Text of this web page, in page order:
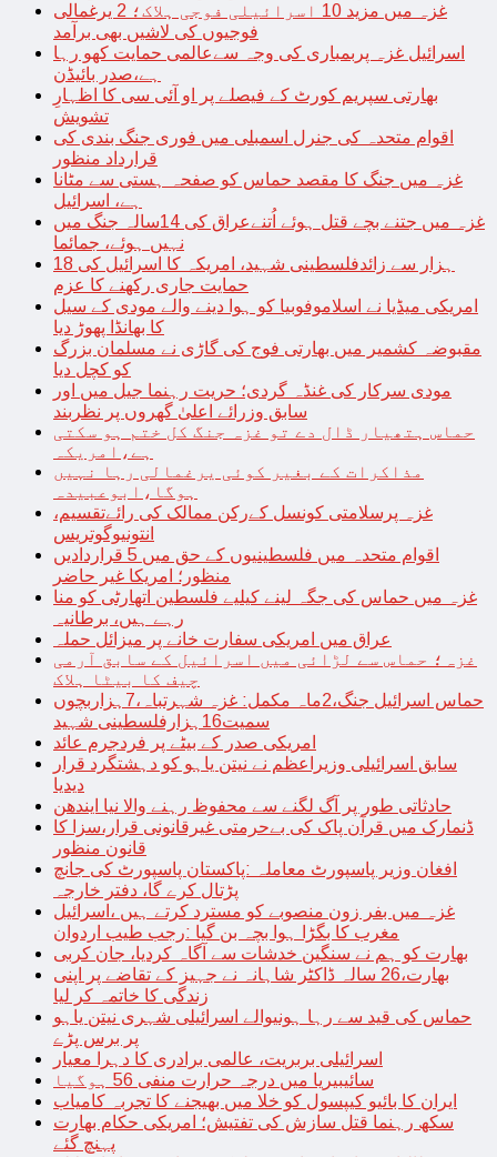
غزہ میں مزید 10 اسرائیلی فوجی ہلاک؛ 2 یرغمالی
فوجیوں کی لاشیں بھی برآمد
اسرائیل غزہ پربمباری کی وجہ سےعالمی حمایت کھو رہا
ہے،صدر بائیڈن
بھارتی سپریم کورٹ کے فیصلے پر او آئی سی کا اظہارِ
تشویش
اقوام متحدہ کی جنرل اسمبلی میں فوری جنگ بندی کی
قرارداد منظور
غزہ میں جنگ کا مقصد حماس کو صفحہ ہستی سے مٹانا
ہے، اسرائیل
غزہ میں جتنے بچے قتل ہوئے اُتنےعراق کی 14سالہ جنگ میں
نہیں ہوئے، جمائما
18 ہزار سے زائدفلسطینی شہید، امریکہ کا اسرائیل کی
حمایت جاری رکھنے کا عزم
امریکی میڈیا نے اسلاموفوبیا کو ہوا دینے والے مودی کے سیل
کا بھانڈا پھوڑ دیا
مقبوضہ کشمیر میں بھارتی فوج کی گاڑی نے مسلمان بزرگ
کو کچل دیا
مودی سرکار کی غنڈہ گردی؛ حریت رہنما جیل میں اور
سابق وزرائے اعلیٰ گھروں پر نظربند
حماس ہتھیار ڈال دے تو غزہ جنگ کل ختم ہو سکتی
ہے،امریکہ
مذاکرات کے بغیر کوئی یرغمالی رہا نہیں
ہوگا،ابوعبیدہ
غزہ پرسلامتی کونسل کےرکن ممالک کی رائےتقسیم،
انتونیوگوتریس
اقوام متحدہ میں فلسطینیوں کے حق میں 5 قراردادیں
منظور؛ امریکا غیر حاضر
غزہ میں حماس کی جگہ لینے کیلیے فلسطین اتھارٹی کو منا
رہے ہیں، برطانیہ
عراق میں امریکی سفارت خانے پر میزائل حملہ
غزہ؛ حماس سے لڑائی میں اسرائیل کے سابق آرمی
چیف کا بیٹا ہلاک
حماس اسرائیل جنگ،2ماہ مکمل: غزہ شہرتباہ،7ہزاربچوں
سمیت16ہزارفلسطینی شہید
امریکی صدر کے بیٹے پر فردجرم عائد
سابق اسرائیلی وزیراعظم نے نیتن یاہو کو دہشتگرد قرار
دیدیا
حادثاتی طور پر آگ لگنے سے محفوظ رہنے والا نیا ایندھن
ڈنمارک میں قرآن پاک کی بےحرمتی غیرقانونی قرار،سزا کا
قانون منظور
افغان وزیر پاسپورٹ معاملہ :پاکستان پاسپورٹ کی جانچ
پڑتال کرے گا، دفتر خارجہ
غزہ میں بفر زون منصوبے کو مسترد کرتے ہیں ،اسرائیل
مغرب کا بگڑا ہوا بچہ بن گیا :رجب طیب اردوان
بھارت کو ہم نے سنگین خدشات سے آگاہ کردیا، جان کربی
بھارت،26 سالہ ڈاکٹر شاہانہ نے جہیز کے تقاضے پر اپنی
زندگی کا خاتمہ کر لیا
حماس کی قید سے رہا ہونیوالے اسرائیلی شہری نیتن یاہو
پر برس پڑے
اسرائیلی بربریت، عالمی برادری کا دہرا معیار
سائیبیریا میں درجہ حرارت منفی 56 ہوگیا
ایران کا بائیو کیپسول کو خلا میں بھیجنے کا تجربہ کامیاب
سکھ رہنما قتل سازش کی تفتیش؛ امریکی حکام بھارت
پہنچ گئے